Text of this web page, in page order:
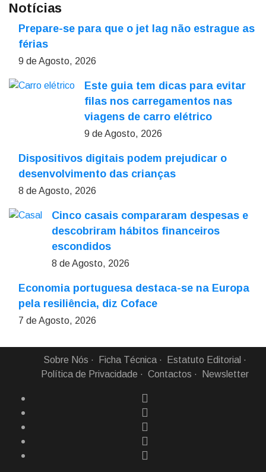
Notícias
Prepare-se para que o jet lag não estrague as
férias
9 de Agosto, 2026
Este guia tem dicas para evitar
filas nos carregamentos nas
viagens de carro elétrico
9 de Agosto, 2026
Dispositivos digitais podem prejudicar o
desenvolvimento das crianças
8 de Agosto, 2026
Cinco casais compararam despesas e
descobriram hábitos financeiros
escondidos
8 de Agosto, 2026
Economia portuguesa destaca-se na Europa
pela resiliência, diz Coface
7 de Agosto, 2026
Sobre Nós Ficha Técnica
Estatuto Editorial
Política de Privacidade
Contactos Newsletter